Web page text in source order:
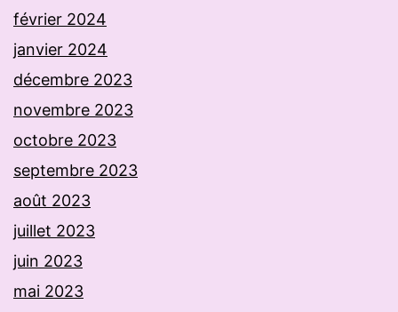
février 2024
janvier 2024
décembre 2023
novembre 2023
octobre 2023
septembre 2023
août 2023
juillet 2023
juin 2023
mai 2023